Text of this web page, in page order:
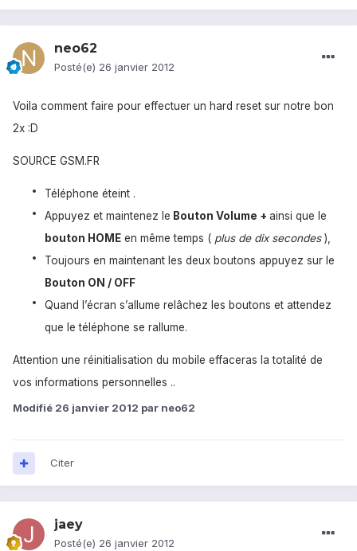
neo62
Posté(e) 26 janvier 2012
Voila comment faire pour effectuer un hard reset sur notre bon
2x :D
SOURCE GSM.FR
Téléphone éteint .
Appuyez et maintenez le Bouton Volume + ainsi que le
bouton HOME en même temps ( plus de dix secondes),
Toujours en maintenant les deux boutons appuyez sur le
Bouton ON / OFF
Quand l’écran s’allume relâchez les boutons et attendez
que le téléphone se rallume.
Attention une réinitialisation du mobile effaceras la totalité de
vos informations personnelles ..
Modifié 26 janvier 2012 par neo62
Citer
jaey
Posté(e) 26 janvier 2012